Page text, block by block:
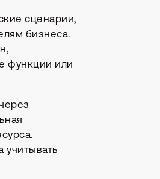
случае начнем с
путь.
сценарии,
бизнеса.
функции или